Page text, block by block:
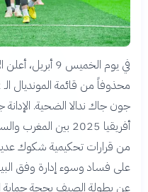
في يوم الخميس 9
جون جاك ندالا الضحية.
أفريقيا 2025 بين
من قرارات تحكيمية شكوك
على فساد وسوء إدارة وفق
عن بطولة الصيف بحجة حماية